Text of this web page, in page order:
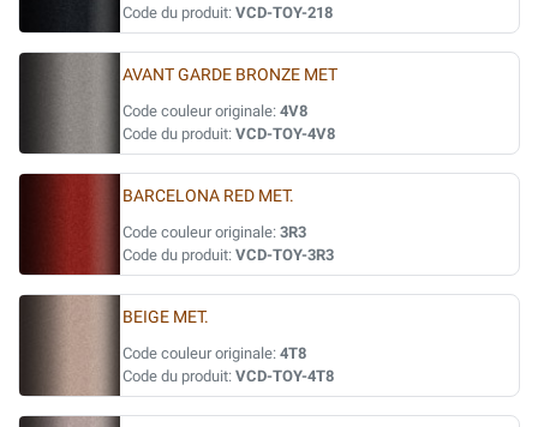
Code du produit: VCD-TOY-218
AVANT GARDE BRONZE MET
Code couleur originale: 4V8
Code du produit: VCD-TOY-4V8
BARCELONA RED MET.
Code couleur originale: 3R3
Code du produit: VCD-TOY-3R3
BEIGE MET.
Code couleur originale: 4T8
Code du produit: VCD-TOY-4T8